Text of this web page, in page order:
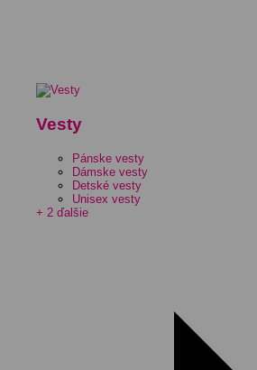
Vesty
Pánske vesty
Dámske vesty
Detské vesty
Unisex vesty
+ 2 ďalšie